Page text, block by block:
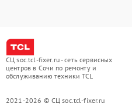
СЦ soc.tcl-fixer.ru - сеть сервисных
центров в Сочи по ремонту и
обслуживанию техники TCL
2021-2026 © СЦ soc.tcl-fixer.ru